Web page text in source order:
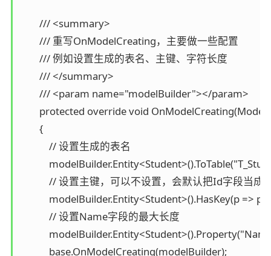
        /// <summary>
        /// 重写OnModelCreating，主要做一些配置
        /// 例如设置生成的表名、主键、字符长度
        /// </summary>
        /// <param name="modelBuilder"></param>
protected override void
        {
            // 设置生成的表名
// 设置主键，可以不设置，会默认把Id字段当成
modelBuilder.Entity<Student>().HasKey(p =>
            // 设置Name字段的最大长度
            base.OnModelCreating(modelBuilder);